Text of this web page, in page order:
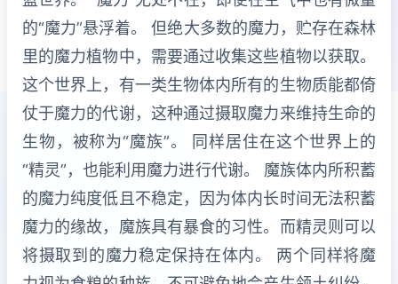
的“魔力”悬浮着。 但绝大多数的魔力，贮存在森林
里的魔力植物中，需要通过收集这些植物以获取。
这个世界上，有一类生物体内所有的生物质能都倚
仗于魔力的代谢，这种通过摄取魔力来维持生命的
生物，被称为“魔族”。 同样居住在这个世界上的
“精灵”，也能利用魔力进行代谢。 魔族体内所积蓄
的魔力纯度低且不稳定，因为体内长时间无法积蓄
魔力的缘故，魔族具有暴食的习性。而精灵则可以
将摄取到的魔力稳定保持在体内。 两个同样将魔